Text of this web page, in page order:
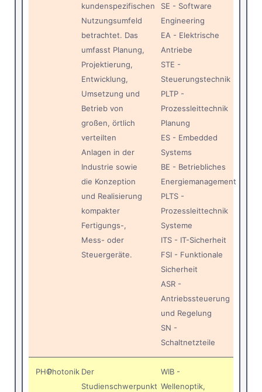
kundenspezifischen
Nutzungsumfeld
betrachtet. Das
umfasst Planung,
Projektierung,
Entwicklung,
Umsetzung und
Betrieb von
großen, örtlich
verteilten
Anlagen in der
Industrie sowie
die Konzeption
und Realisierung
kompakter
Fertigungs-,
Mess- oder
Steuergeräte.
SE - Software
Engineering
EA - Elektrische
Antriebe
STE -
Steuerungstechnik
PLTP -
Prozessleittechnik
Planung
ES - Embedded
Systems
BE - Betriebliches
Energiemanagement
PLTS -
Prozessleittechnik
Systeme
ITS - IT-Sicherheit
FSI - Funktionale
Sicherheit
ASR -
Antriebssteuerung
und Regelung
SN -
Schaltnetzteile
PHOPhotonik Der
Studienschwerpunkt
WIB -
Wellenoptik,